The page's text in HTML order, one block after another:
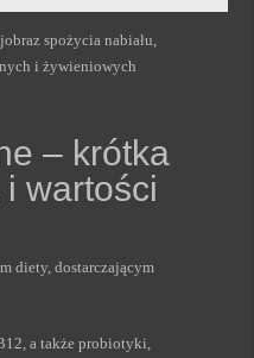
spożycia nabiału,
i żywieniowych
– krótka
wartości
diety, dostarczającym
a także probiotyki,